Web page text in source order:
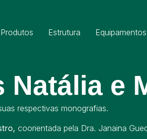
Produtos Estrutura Equipamentos
Natália e
respectivas monografias.
coorientada pela Dra. Janaina